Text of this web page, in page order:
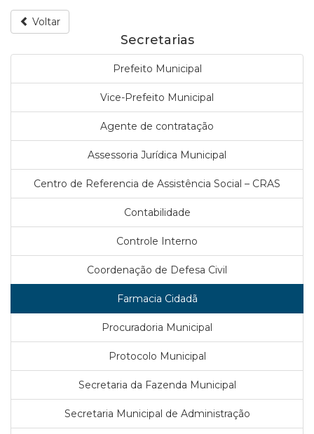
Voltar
Secretarias
Prefeito Municipal
Vice-Prefeito Municipal
Agente de contratação
Assessoria Jurídica Municipal
Centro de Referencia de Assistência Social – CRAS
Contabilidade
Controle Interno
Coordenação de Defesa Civil
Farmacia Cidadã
Procuradoria Municipal
Protocolo Municipal
Secretaria da Fazenda Municipal
Secretaria Municipal de Administração